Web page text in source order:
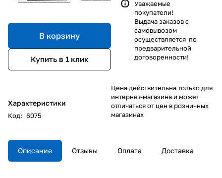
В корзину
Купить в 1 клик
Характеристики
Код: 6075
Уважаемые
покупатели!
Выдача заказов с
самовывозом
осуществляется по
предварительной
договоренности!
Цена действительна только для
интернет-магазина и может
отличаться от цен в розничных
магазинах
Описание Отзывы Оплата Доставка